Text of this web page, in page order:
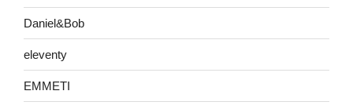
Daniel&Bob
eleventy
EMMETI